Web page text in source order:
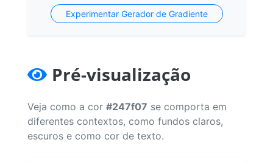
Experimentar Gerador de Gradiente
Pré-visualização
Veja como a cor #247f07 se comporta em
diferentes contextos, como fundos claros,
escuros e como cor de texto.